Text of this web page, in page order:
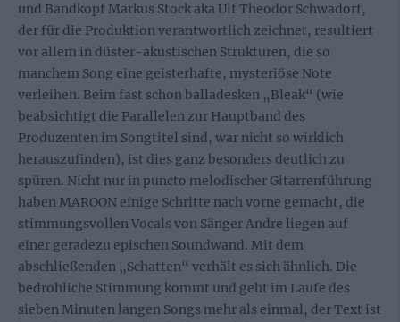
und Bandkopf Markus Stock aka Ulf Theodor Schwadorf,
der für die Produktion verantwortlich zeichnet, resultiert
vor allem in düster-akustischen Strukturen, die so
manchem Song eine geisterhafte, mysteriöse Note
verleihen. Beim fast schon balladesken „Bleak“ (wie
beabsichtigt die Parallelen zur Hauptband des
Produzenten im Songtitel sind, war nicht so wirklich
herauszufinden), ist dies ganz besonders deutlich zu
spüren. Nicht nur in puncto melodischer Gitarrenführung
haben MAROON einige Schritte nach vorne gemacht, die
stimmungsvollen Vocals von Sänger Andre liegen auf
einer geradezu epischen Soundwand. Mit dem
abschließenden „Schatten“ verhält es sich ähnlich. Die
bedrohliche Stimmung kommt und geht im Laufe des
sieben Minuten langen Songs mehr als einmal, der Text ist